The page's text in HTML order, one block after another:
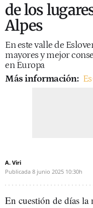
de los
Alpes
En este valle de
mayores y mejor
en Europa
Más información:
A. Viri
Publicada 8 junio 2025 10:30h
En cuestión de días la